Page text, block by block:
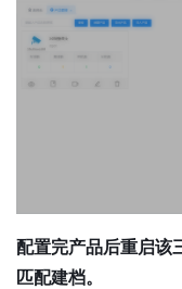
配置完产品后重启该
匹配建档。